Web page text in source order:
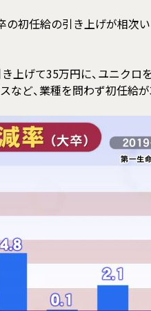
初任給の引き上げが相次
げて35万円に、ユニクロ
など、業種を問わず初任給